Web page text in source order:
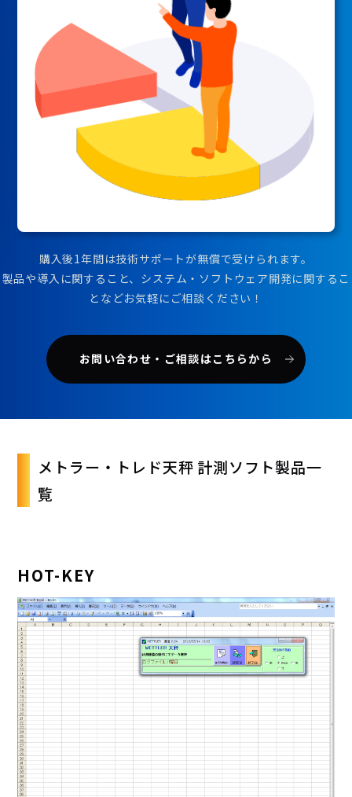
購入後1年間は技術サポートが無償で受けられます。
製品や導入に関すること、システム・ソフトウェア開発に関するこ
となどお気軽にご相談ください！
お問い合わせ・ご相談はこちらから
メトラー・トレド天秤 計測ソフト製品一
覧
HOT-KEY